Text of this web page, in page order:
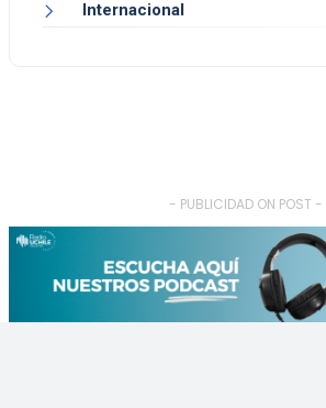
Internacional
- PUBLICIDAD ON POST -